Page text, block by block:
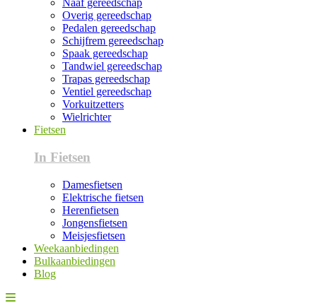
Naaf gereedschap
Overig gereedschap
Pedalen gereedschap
Schijfrem gereedschap
Spaak gereedschap
Tandwiel gereedschap
Trapas gereedschap
Ventiel gereedschap
Vorkuitzetters
Wielrichter
Fietsen
In Fietsen
Damesfietsen
Elektrische fietsen
Herenfietsen
Jongensfietsen
Meisjesfietsen
Weekaanbiedingen
Bulkaanbiedingen
Blog